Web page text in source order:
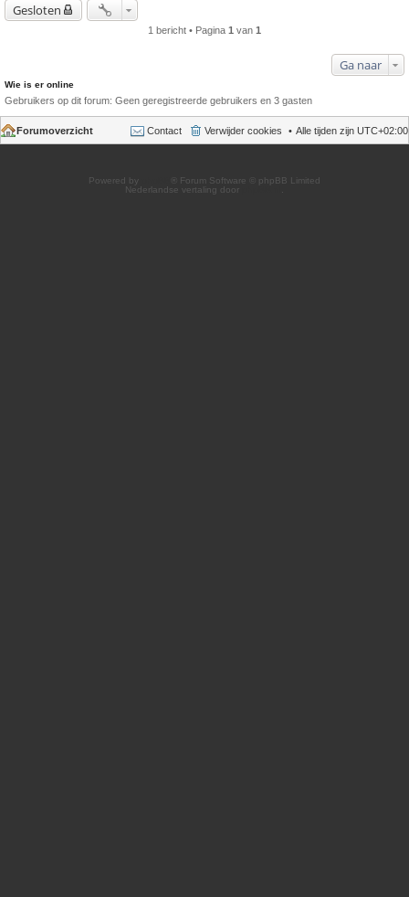
Gesloten
1 bericht • Pagina 1 van 1
Ga naar
Wie is er online
Gebruikers op dit forum: Geen geregistreerde gebruikers en 3 gasten
Forumoverzicht Alle tijden zijn UTC+02:00
Verwijder cookies
Contact
Powered by
® Forum Software © phpBB Limited
Nederlandse vertaling door